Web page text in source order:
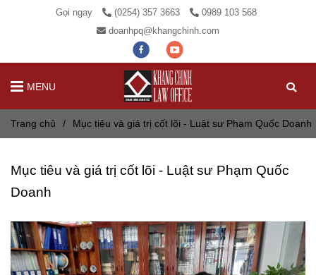
Gọi ngay (0254) 357 3663
0989 103 568
doanhpq@khangchinh.com
MENU
Trang chủ / Mục tiêu và giá trị cốt lõi - Luật sư Phạm Quốc Doanh
Mục tiêu và giá trị cốt lõi - Luật sư Phạm Quốc
Doanh